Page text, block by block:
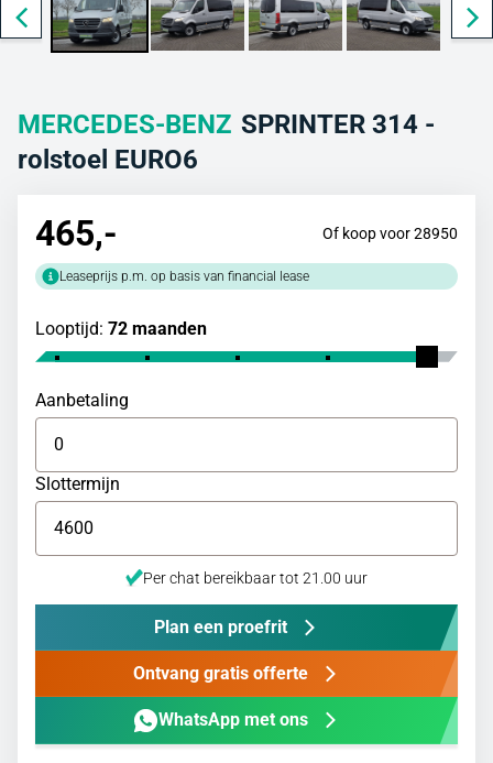
MERCEDES-BENZ SPRINTER 314 -
rolstoel EURO6
465,- Of koop voor 28950
Leaseprijs p.m. op basis van financial lease
Looptijd: 72 maanden
Aanbetaling
Slottermijn
Per chat bereikbaar tot 21.00 uur
Plan een proefrit
Ontvang gratis offerte
WhatsApp met ons